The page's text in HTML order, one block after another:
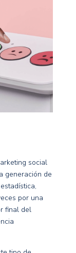
social
generación de
por una
final del